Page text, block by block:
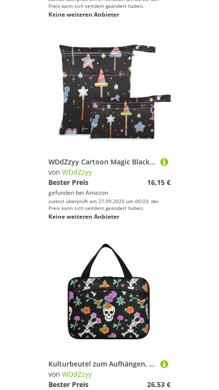
Preis kann sich seitdem geändert haben.
Keine weiteren Anbieter
WDdZzyy Cartoon Magic Black Cute prop1 Large Wet Bag 2 Pack Travel Essentials for Babies with Handles for Travel
von WDdZzyy
Bester Preis
16,15 €
gefunden bei Amazon
zuletzt überprüft am 27.09.2025 um 00:03; der
Preis kann sich seitdem geändert haben.
Keine weiteren Anbieter
Kulturbeutel zum Aufhängen, Motiv: Totenkopf, Skelett, zum Aufhängen, für Reisen, Damen, mit Haken, Designerbedarf, Kulturbeutel zum Aufhängen für Reisende, Rucksackreisen, Bolso de Mano para Hombre L
von WDdZzyy
Bester Preis
26,53 €